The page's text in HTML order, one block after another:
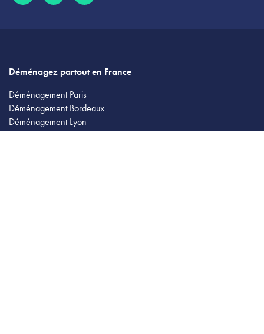
Déménagez partout en France
Déménagement Paris
Déménagement Bordeaux
Déménagement Lyon